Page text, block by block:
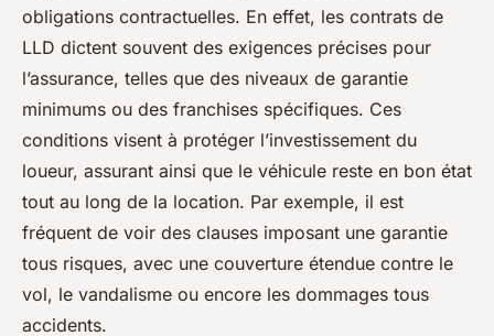
obligations contractuelles. En effet, les contrats de
LLD dictent souvent des exigences précises pour
l’assurance, telles que des niveaux de garantie
minimums ou des franchises spécifiques. Ces
conditions visent à protéger l’investissement du
loueur, assurant ainsi que le véhicule reste en bon état
tout au long de la location. Par exemple, il est
fréquent de voir des clauses imposant une garantie
tous risques, avec une couverture étendue contre le
vol, le vandalisme ou encore les dommages tous
accidents.